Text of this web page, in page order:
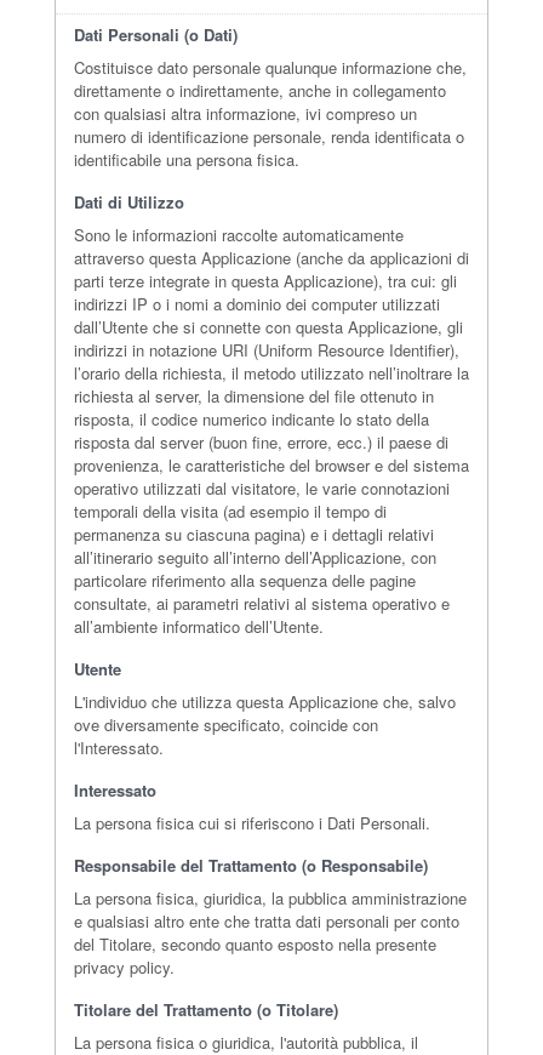
Dati Personali (o Dati)
Costituisce dato personale qualunque informazione che,
direttamente o indirettamente, anche in collegamento
con qualsiasi altra informazione, ivi compreso un
numero di identificazione personale, renda identificata o
identificabile una persona fisica.
Dati di Utilizzo
Sono le informazioni raccolte automaticamente
attraverso questa Applicazione (anche da applicazioni di
parti terze integrate in questa Applicazione), tra cui: gli
indirizzi IP o i nomi a dominio dei computer utilizzati
dall’Utente che si connette con questa Applicazione, gli
indirizzi in notazione URI (Uniform Resource Identifier),
l’orario della richiesta, il metodo utilizzato nell’inoltrare la
richiesta al server, la dimensione del file ottenuto in
risposta, il codice numerico indicante lo stato della
risposta dal server (buon fine, errore, ecc.) il paese di
provenienza, le caratteristiche del browser e del sistema
operativo utilizzati dal visitatore, le varie connotazioni
temporali della visita (ad esempio il tempo di
permanenza su ciascuna pagina) e i dettagli relativi
all’itinerario seguito all’interno dell’Applicazione, con
particolare riferimento alla sequenza delle pagine
consultate, ai parametri relativi al sistema operativo e
all’ambiente informatico dell’Utente.
Utente
L'individuo che utilizza questa Applicazione che, salvo
ove diversamente specificato, coincide con
l'Interessato.
Interessato
La persona fisica cui si riferiscono i Dati Personali.
Responsabile del Trattamento (o Responsabile)
La persona fisica, giuridica, la pubblica amministrazione
e qualsiasi altro ente che tratta dati personali per conto
del Titolare, secondo quanto esposto nella presente
privacy policy.
Titolare del Trattamento (o Titolare)
La persona fisica o giuridica, l'autorità pubblica, il